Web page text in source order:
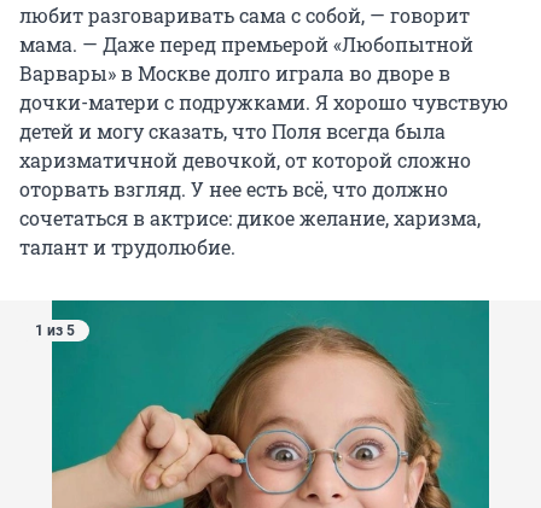
любит разговаривать сама с собой, — говорит
мама. — Даже перед премьерой «Любопытной
Варвары» в Москве долго играла во дворе в
дочки-матери с подружками. Я хорошо чувствую
детей и могу сказать, что Поля всегда была
харизматичной девочкой, от которой сложно
оторвать взгляд. У нее есть всё, что должно
сочетаться в актрисе: дикое желание, харизма,
талант и трудолюбие.
1 из 5